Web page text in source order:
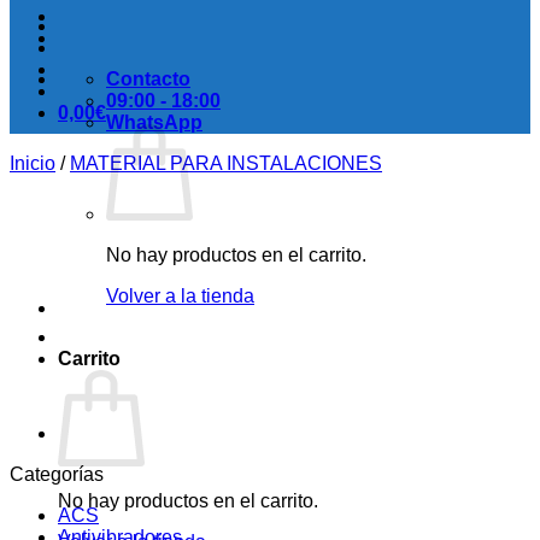
0,00€
No hay productos en el carrito.
Volver a la tienda
Carrito
No hay productos en el carrito.
Contacto
09:00 - 18:00
WhatsApp
Inicio / MATERIAL PARA INSTALACIONES
Categorías
ACS